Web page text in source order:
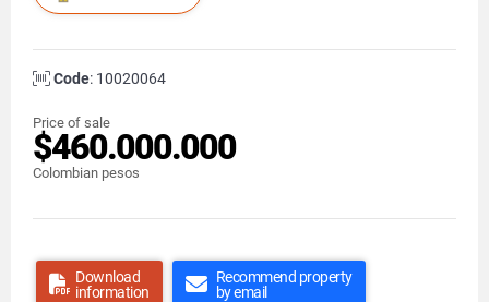
Code: 10020064
Price of sale
$460.000.000
Colombian pesos
Download
information
Recommend property
by email